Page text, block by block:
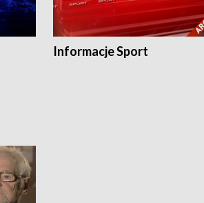
Informacje Sport